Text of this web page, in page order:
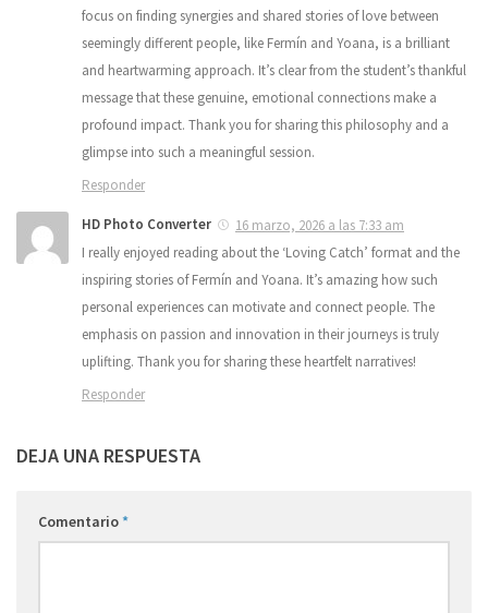
focus on finding synergies and shared stories of love between
seemingly different people, like Fermín and Yoana, is a brilliant
and heartwarming approach. It’s clear from the student’s thankful
message that these genuine, emotional connections make a
profound impact. Thank you for sharing this philosophy and a
glimpse into such a meaningful session.
Responder
HD Photo Converter
16 marzo, 2026 a las 7:33 am
I really enjoyed reading about the ‘Loving Catch’ format and the
inspiring stories of Fermín and Yoana. It’s amazing how such
personal experiences can motivate and connect people. The
emphasis on passion and innovation in their journeys is truly
uplifting. Thank you for sharing these heartfelt narratives!
Responder
DEJA UNA RESPUESTA
Comentario*